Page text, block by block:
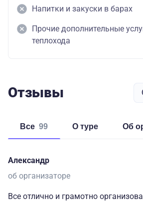
Напитки и закуски в барах
Прочие дополнительные
теплохода
Отзывы
Все 99 о туре об
Александр
об организаторе
Все отлично и грамотно